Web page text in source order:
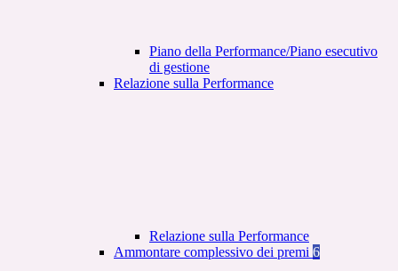
Piano della Performance/Piano esecutivo
di gestione
Relazione sulla Performance
Relazione sulla Performance
Ammontare complessivo dei premi 6